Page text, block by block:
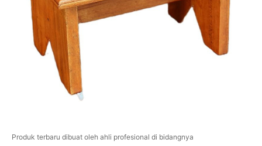
Produk terbaru dibuat oleh ahli profesional di bidangnya